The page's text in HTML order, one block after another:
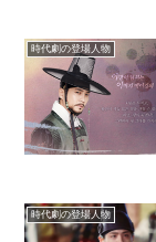
時代劇の登場人物
時代劇の登場人物